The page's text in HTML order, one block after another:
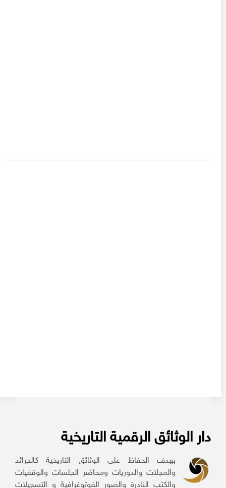
دار الوثائق الرقمية التاريخية
بهدف الحفاظ على الوثائق التاريخية كالجرائد
والمجلات والدوريات ومحاضر الجلسات والوقفيات
والكتب النادرة والصور الفوتوغرافية و التسجيلات